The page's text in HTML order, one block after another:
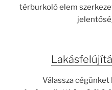
térburkoló elem
Válassza cégünket